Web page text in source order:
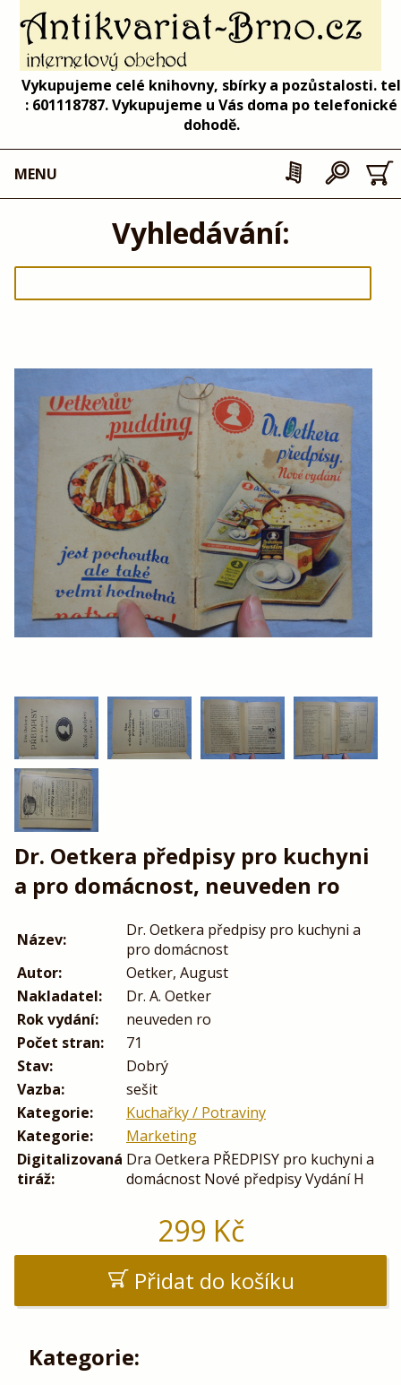
Vykupujeme celé knihovny, sbírky a pozůstalosti. tel
: 601118787. Vykupujeme u Vás doma po telefonické
dohodě.
MENU
Vyhledávání:
Dr. Oetkera předpisy pro kuchyni
a pro domácnost, neuveden ro
Název:
Dr. Oetkera předpisy pro kuchyni a
pro domácnost
Autor:
Oetker, August
Nakladatel:
Dr. A. Oetker
Rok vydání:
neuveden ro
Počet stran:
71
Stav:
Dobrý
Vazba:
sešit
Kategorie:
Kuchařky / Potraviny
Kategorie:
Marketing
Digitalizovaná
tiráž:
Dra Oetkera PŘEDPISY pro kuchyni a
domácnost Nové předpisy Vydání H
299 Kč
Přidat do košíku
Kategorie: